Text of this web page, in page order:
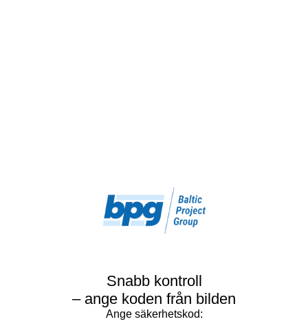
Snabb kontroll
– ange koden från bilden
Ange säkerhetskod: